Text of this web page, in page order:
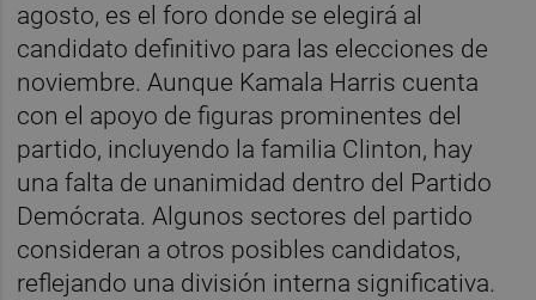
agosto, es el foro donde se elegirá al
candidato definitivo para las elecciones de
noviembre. Aunque Kamala Harris cuenta
con el apoyo de figuras prominentes del
partido, incluyendo la familia Clinton, hay
una falta de unanimidad dentro del Partido
Demócrata. Algunos sectores del partido
consideran a otros posibles candidatos,
reflejando una división interna significativa.